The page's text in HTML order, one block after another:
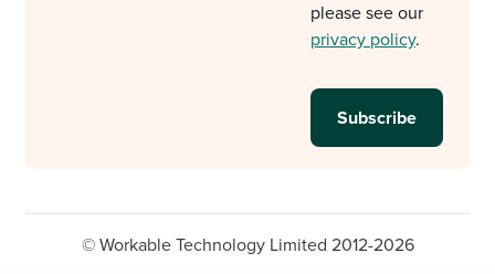
please see our
privacy policy.
© Workable Technology Limited 2012-2026